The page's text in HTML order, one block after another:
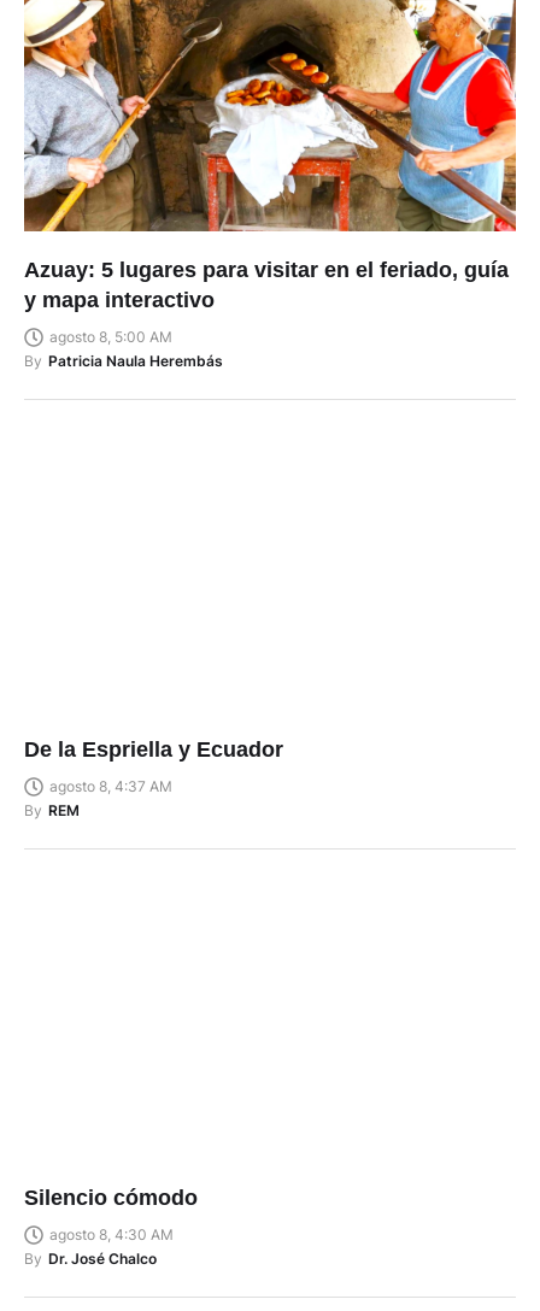
Azuay: 5 lugares para visitar en el feriado, guía
y mapa interactivo
agosto 8, 5:00 AM
By Patricia Naula Herembás
De la Espriella y Ecuador
agosto 8, 4:37 AM
By REM
Silencio cómodo
agosto 8, 4:30 AM
By Dr. José Chalco